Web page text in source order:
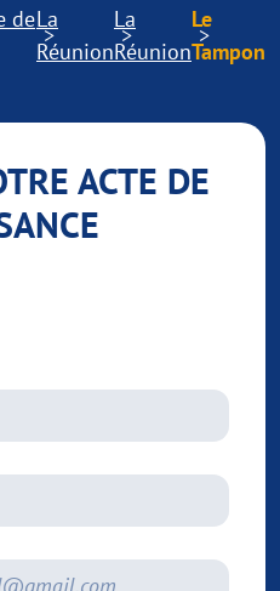
deLa
Réunion
La
Réunion
Le
Tampon
ACTE DE